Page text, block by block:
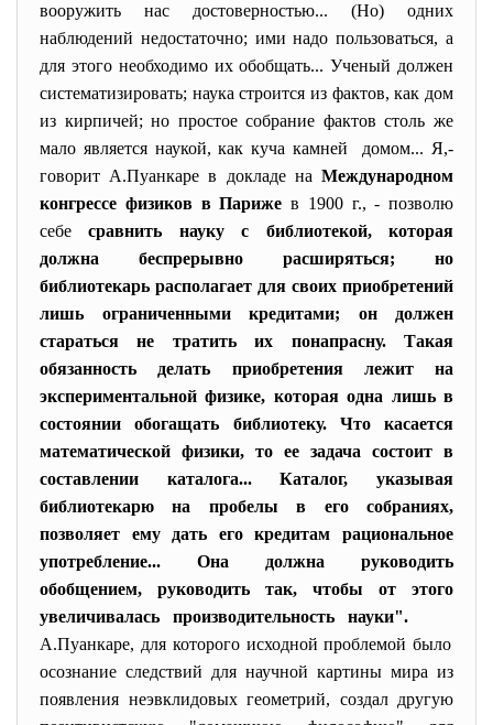
вооружить нас достоверностью... (Но) одних
наблюдений недостаточно; ими надо пользоваться, а
для этого необходимо их обобщать... Ученый должен
систематизировать; наука строится из фактов, как дом
из кирпичей; но простое собрание фактов столь же
мало является наукой, как куча камней домом... Я,-
говорит А.Пуанкаре в докладе наМеждународном
конгрессе физиков в Париже в 1900 г.,- позволю
себесравнить науку с библиотекой, которая
должна беспрерывно расширяться; но
библиотекарь располагает для своих приобретений
лишь ограниченными кредитами; он должен
стараться не тратить их понапрасну. Такая
обязанность делать приобретения лежит на
экспериментальной физике, которая одна лишь в
состоянии обогащать библиотеку. Что касается
математической физики, то ее задача состоит в
составлении каталога... Каталог, указывая
библиотекарю на пробелы в его собраниях,
позволяет ему дать его кредитам рациональное
употребление... Она должна руководить
обобщением, руководить так, чтобы от этого
увеличивалась производительность науки".
А.Пуанкаре, для которого исходной проблемой было
осознание следствий для научной картины мира из
появления неэвклидовых геометрий, создал другую